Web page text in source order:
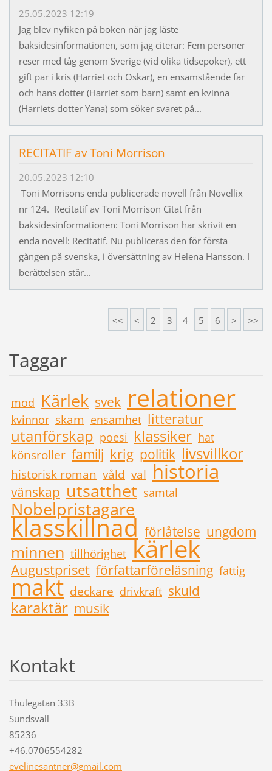
25.05.2023 12:19
Jag blev nyfiken på boken när jag läste
baksidesinformationen, som jag citerar: Fem personer
reser med tåg genom Sverige (vid olika tidsepoker), ett
gift par i kris (Harriet och Oskar), en ensamstående far
och hans dotter (Harriet som barn) samt en kvinna
(Harriets dotter Yana) som söker svaret på...
RECITATIF av Toni Morrison
20.05.2023 12:10
Toni Morrisons enda publicerade novell från Novellix
nr 124. Recitatif av Toni Morrison Citat från
baksidesinformationen: Toni Morrison har skrivit en
enda novell: Recitatif. Nu publiceras den för första
gången på svenska, i översättning av Helena Hansson. I
berättelsen står...
<< < 2 3 4 5 6 > >>
Taggar
mod Kärlek svek relationer
kvinnor skam ensamhet litteratur
utanförskap poesi klassiker hat
könsroller familj krig politik livsvillkor
historisk roman våld val historia
vänskap utsatthet samtal
Nobelpristagare
klasskillnad förlåtelse ungdom
minnen tillhörighet kärlek
Augustpriset författarföreläsning fattig
makt deckare drivkraft skuld
karaktär musik
Kontakt
Thulegatan 33B
Sundsvall
85236
+46.0706554282
evelinesantner@gmail.com